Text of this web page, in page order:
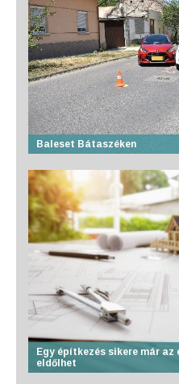
Baleset Bátaszéken
Egy építkezés sikere már
eldőlhet